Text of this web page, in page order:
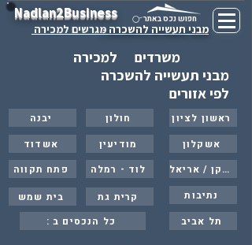
Nadlan2Business חפוש נכס באתר
מבני תעשייה להשכרה -מגרשים למכירה
משרדים
למכירה
מבני תעשייה להשכרה
לפי אזורים
ראשון לציון חולון
יבנה
אשקלון
מודיעין
אשדוד
ברקן / אריאל
לוד - רמלה
פתח תקווה
נתיבות
קרית גת
בית שמש
תל אביב
: כל הנכסים ב